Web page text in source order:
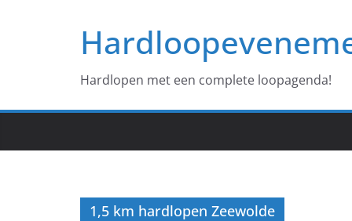
Hardlopen met een complete loopagenda!
1,5 km hardlopen Zeewolde